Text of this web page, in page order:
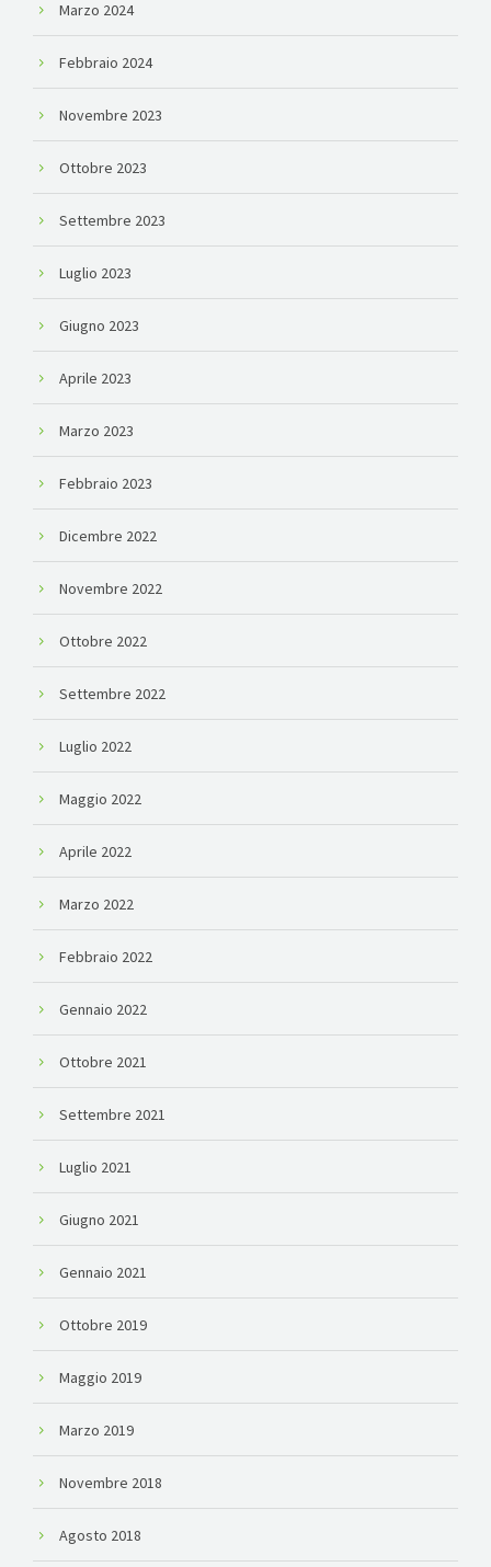
Marzo 2024
Febbraio 2024
Novembre 2023
Ottobre 2023
Settembre 2023
Luglio 2023
Giugno 2023
Aprile 2023
Marzo 2023
Febbraio 2023
Dicembre 2022
Novembre 2022
Ottobre 2022
Settembre 2022
Luglio 2022
Maggio 2022
Aprile 2022
Marzo 2022
Febbraio 2022
Gennaio 2022
Ottobre 2021
Settembre 2021
Luglio 2021
Giugno 2021
Gennaio 2021
Ottobre 2019
Maggio 2019
Marzo 2019
Novembre 2018
Agosto 2018